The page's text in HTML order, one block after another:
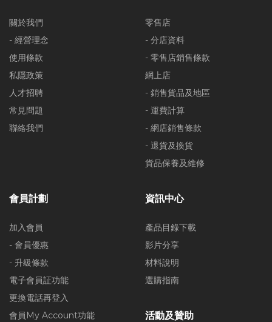
關於我們
- 經營理念
使用條款
私隱政策
人才招聘
常見問題
聯絡我們
零售店
- 分店資料
- 零售店銷售條款
網上店
- 銷售貨品及地區
- 運費計算
- 網店銷售條款
- 退貨及換貨
貨品保養及維修
會員計劃
加入會員
- 會員優惠
- 升級條款
電子會員証功能
更換電話再登入
會員My Account功能
資訊中心
產品目錄下載
影片分享
材料說明
選購指南
活動及贊助